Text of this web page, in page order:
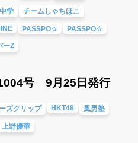
学 チームしゃちほこ
PASSPO☆
PASSPO☆
ーZ
号 9月25日発行
ズクリップ HKT48 風男塾
上野優華